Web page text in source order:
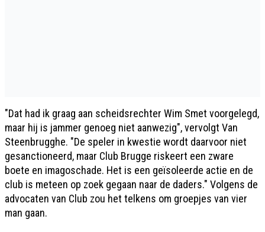
"Dat had ik graag aan scheidsrechter Wim Smet voorgelegd,
maar hij is jammer genoeg niet aanwezig", vervolgt Van
Steenbrugghe. "De speler in kwestie wordt daarvoor niet
gesanctioneerd, maar Club Brugge riskeert een zware
boete en imagoschade. Het is een geïsoleerde actie en de
club is meteen op zoek gegaan naar de daders." Volgens de
advocaten van Club zou het telkens om groepjes van vier
man gaan.